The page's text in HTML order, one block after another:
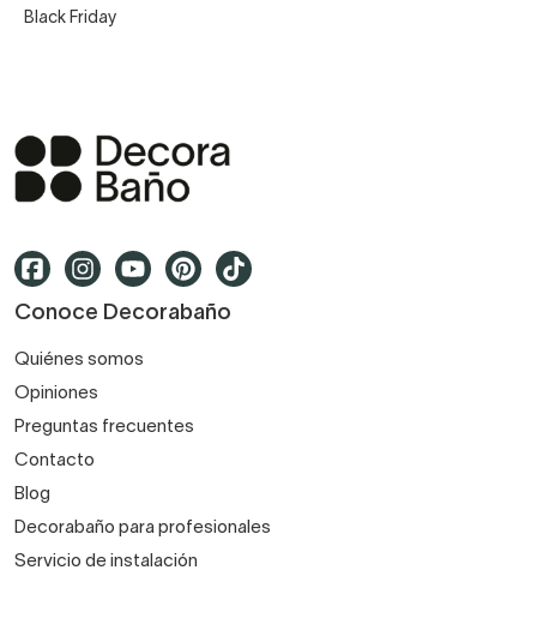
Black Friday
Conoce Decorabaño
Quiénes somos
Opiniones
Preguntas frecuentes
Contacto
Blog
Decorabaño para profesionales
Servicio de instalación